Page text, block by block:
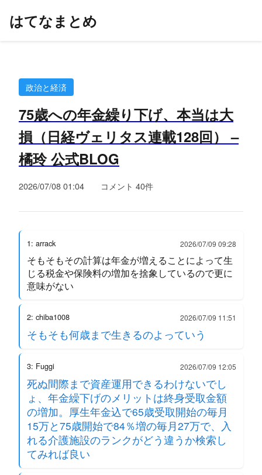
はてなまとめ
政治と経済
75歳への年金繰り下げ、本当は大
損（日経ヴェリタス連載128回） –
橘玲 公式BLOG
2026/07/08 01:04 コメント 40件
1: arrack 2026/07/09 09:28
そもそもその計算は年金が増えることによって生
じる税金や保険料の増加を捨象しているので更に
意味がない
2: chiba1008 2026/07/09 11:51
そもそも何歳まで生きるのよっていう
3: Fuggi 2026/07/09 12:05
死ぬ間際まで資産運用できるわけないでし
ょ、年金繰下げのメリットは終身受取金額
の増加。厚生年金込で65歳受取開始の毎月
15万と75歳開始で84％増の毎月27万で、入
れる介護施設のランクがどう違うか検索し
てみれば良い